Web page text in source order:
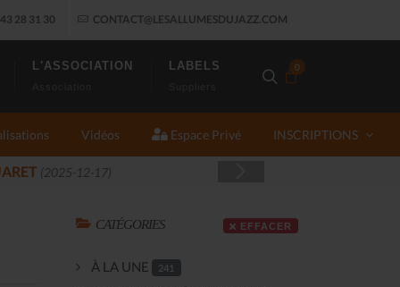
28 31 30 CONTACT@LESALLUMESDUJAZZ.COM
0
L'ASSOCIATION LABELS
Vidéos Espace Privé INSCRIPTIONS
CATÉGORIES EFFACER
À LA UNE 241